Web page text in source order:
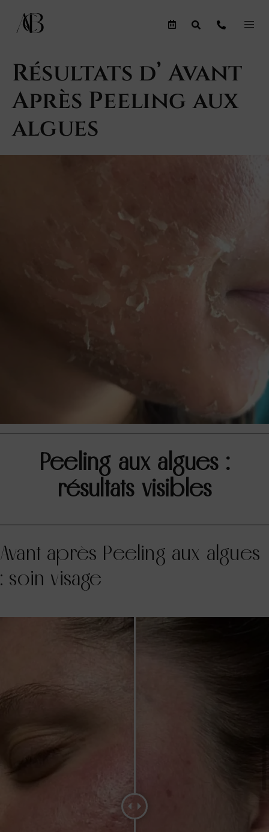
Résultats d’ Avant
Après Peeling aux
algues
Peeling aux algues :
résultats visibles
Avant après Peeling aux algues
: soin visage